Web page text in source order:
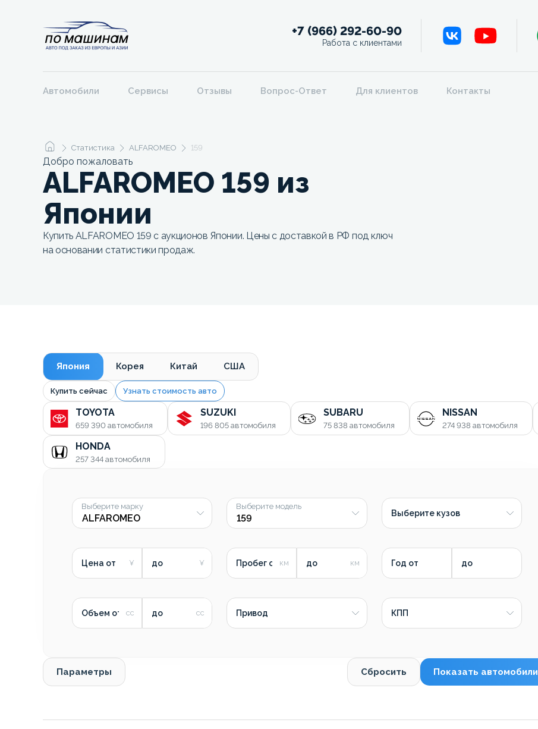
+7 (966) 292-60-90
Работа с клиентами
Автомобили Сервисы Отзывы Вопрос-Ответ Для клиентов Контакты
Статистика ALFAROMEO 159
Добро пожаловать
ALFAROMEO 159 из
Японии
Купить ALFAROMEO 159 с аукционов Японии. Цены с доставкой в РФ под ключ
на основании статистики продаж.
Япония Корея Китай США
Купить сейчас Узнать стоимость авто
TOYOTA
659 390 автомобиля
SUZUKI
196 805 автомобиля
SUBARU
75 838 автомобиля
NISSAN
274 938 автомобиля
HONDA
257 344 автомобиля
Выберите марку Выберите модель
Выберите кузов
Цена от до Пробег от до Год от до
Объем от до Привод КПП
Параметры Сбросить Показать автомобили